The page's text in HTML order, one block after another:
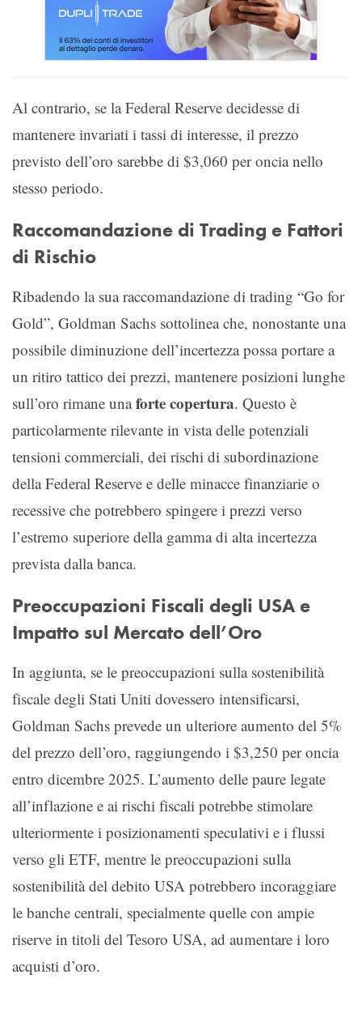
Al contrario, se la Federal Reserve decidesse di
mantenere invariati i tassi di interesse, il prezzo
previsto dell’oro sarebbe di $3,060 per oncia nello
stesso periodo.
Raccomandazione di Trading e Fattori
di Rischio
Ribadendo la sua raccomandazione di trading “Go for
Gold”, Goldman Sachs sottolinea che, nonostante una
possibile diminuzione dell’incertezza possa portare a
un ritiro tattico dei prezzi, mantenere posizioni lunghe
sull’oro rimane unaforte copertura. Questo è
particolarmente rilevante in vista delle potenziali
tensioni commerciali, dei rischi di subordinazione
della Federal Reserve e delle minacce finanziarie o
recessive che potrebbero spingere i prezzi verso
l’estremo superiore della gamma di alta incertezza
prevista dalla banca.
Preoccupazioni Fiscali degli USA e
Impatto sul Mercato dell’Oro
In aggiunta, se le preoccupazioni sulla sostenibilità
fiscale degli Stati Uniti dovessero intensificarsi,
Goldman Sachs prevede un ulteriore aumento del 5%
del prezzo dell’oro, raggiungendo i $3,250 per oncia
entro dicembre 2025. L’aumento delle paure legate
all’inflazione e ai rischi fiscali potrebbe stimolare
ulteriormente i posizionamenti speculativi e i flussi
verso gli ETF, mentre le preoccupazioni sulla
sostenibilità del debito USA potrebbero incoraggiare
le banche centrali, specialmente quelle con ampie
riserve in titoli del Tesoro USA, ad aumentare i loro
acquisti d’oro.